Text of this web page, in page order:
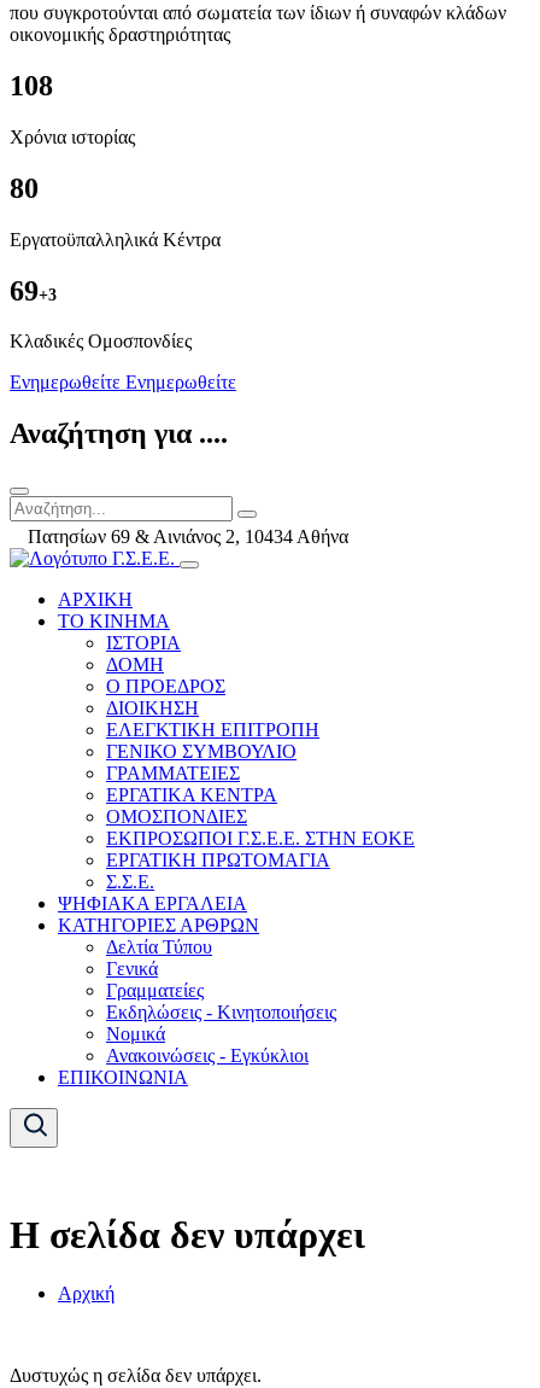
που συγκροτούνται από σωματεία των ίδιων ή συναφών κλάδων
οικονομικής δραστηριότητας
108
Χρόνια ιστορίας
80
Εργατοϋπαλληλικά Κέντρα
69+3
Kλαδικές Ομοσπονδίες
Ενημερωθείτε Ενημερωθείτε
Αναζήτηση για ....
Πατησίων 69 & Αινιάνος 2, 10434 Αθήνα
ΑΡΧΙΚΗ
ΤΟ ΚΙΝΗΜΑ
ΙΣΤΟΡΙΑ
ΔΟΜΗ
Ο ΠΡΟΕΔΡΟΣ
ΔΙΟΙΚΗΣΗ
ΕΛΕΓΚΤΙΚΗ ΕΠΙΤΡΟΠΗ
ΓΕΝΙΚΟ ΣΥΜΒΟΥΛΙΟ
ΓΡΑΜΜΑΤΕΙΕΣ
ΕΡΓΑΤΙΚΑ ΚΕΝΤΡΑ
ΟΜΟΣΠΟΝΔΙΕΣ
ΕΚΠΡΟΣΩΠΟΙ Γ.Σ.Ε.Ε. ΣΤΗΝ ΕΟΚΕ
ΕΡΓΑΤΙΚΗ ΠΡΩΤΟΜΑΓΙΑ
Σ.Σ.Ε.
ΨΗΦΙΑΚΑ ΕΡΓΑΛΕΙΑ
ΚΑΤΗΓΟΡΙΕΣ ΑΡΘΡΩΝ
Δελτία Τύπου
Γενικά
Γραμματείες
Εκδηλώσεις - Κινητοποιήσεις
Νομικά
Ανακοινώσεις - Εγκύκλιοι
ΕΠΙΚΟΙΝΩΝΙΑ
Η σελίδα δεν υπάρχει
Αρχική
Δυστυχώς η σελίδα δεν υπάρχει.